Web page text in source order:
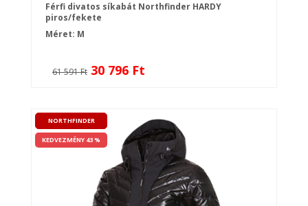
Férfi divatos síkabát Northfinder HARDY
piros/fekete
Méret: M
61 591 Ft 30 796 Ft
NORTHFINDER
KEDVEZMÉNY 43 %